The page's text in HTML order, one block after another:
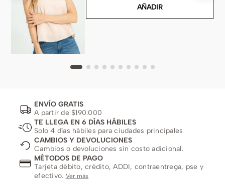
AÑADIR
ENVÍO GRATIS
A partir de $190.000
TE LLEGA EN 6 DÍAS HÁBILES
Solo 4 días hábiles para ciudades principales
CAMBIOS Y DEVOLUCIONES
Cambios o devoluciones sin costo adicional.
MÉTODOS DE PAGO
Tarjeta débito, crédito, ADDI, contraentrega, pse y
efectivo. Ver más